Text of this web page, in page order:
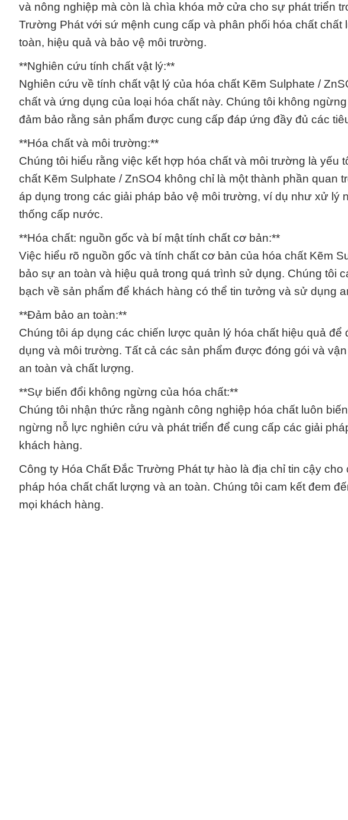
và nông nghiệp mà còn là chìa khóa mở cửa cho sự phát triển
Trường Phát với sứ mệnh cung cấp và phân phối hóa chất
toàn, hiệu quả và bảo vệ môi trường.
**Nghiên cứu tính chất vật lý:**
Nghiên cứu về tính chất vật lý của hóa chất Kẽm Sulphate /
chất và ứng dụng của loại hóa chất này. Chúng tôi không
đảm bảo rằng sản phẩm được cung cấp đáp ứng đầy đủ các
**Hóa chất và môi trường:**
Chúng tôi hiểu rằng việc kết hợp hóa chất và môi trường là yếu
chất Kẽm Sulphate / ZnSO4 không chỉ là một thành phần quan
áp dụng trong các giải pháp bảo vệ môi trường, ví dụ như xử lý
thống cấp nước.
**Hóa chất: nguồn gốc và bí mật tính chất cơ bản:**
Việc hiểu rõ nguồn gốc và tính chất cơ bản của hóa chất Kẽm
bảo sự an toàn và hiệu quả trong quá trình sử dụng. Chúng tôi
bạch về sản phẩm để khách hàng có thể tin tưởng và sử dụng
**Đảm bảo an toàn:**
Chúng tôi áp dụng các chiến lược quản lý hóa chất hiệu quả
dụng và môi trường. Tất cả các sản phẩm được đóng gói và
an toàn và chất lượng.
**Sự biến đổi không ngừng của hóa chất:**
Chúng tôi nhận thức rằng ngành công nghiệp hóa chất luôn
ngừng nỗ lực nghiên cứu và phát triển để cung cấp các giải
khách hàng.
Công ty Hóa Chất Đắc Trường Phát tự hào là địa chỉ tin cậy
pháp hóa chất chất lượng và an toàn. Chúng tôi cam kết đem
mọi khách hàng.